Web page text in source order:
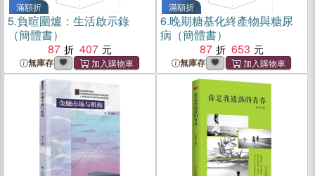
滿額折
5.負暄圍爐：生活啟示錄
（簡體書）
87
407
無庫存
滿額折
6.晚期糖基化終產物與糖尿
病（簡體書）
87
653
無庫存